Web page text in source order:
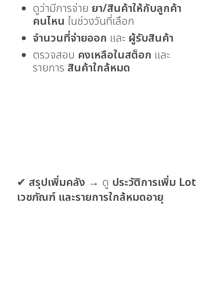
ดูว่ามีการจ่าย ยา/สินค้าให้กับลูกค้า
คนไหน ในช่วงวันที่เลือก
จำนวนที่จ่ายออก และ ผู้รับสินค้า
ตรวจสอบ คงเหลือในสต็อก และ
รายการ สินค้าใกล้หมด
✔ สรุปเพิ่มคลัง → ดู ประวัติการเพิ่ม Lot
เวชภัณฑ์ และรายการใกล้หมดอายุ